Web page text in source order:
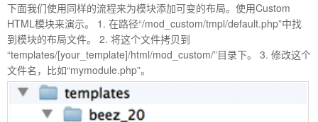
下面我们使用同样的流程来为模块添加可变的布局。使用Custom
HTML模块来演示。 1. 在路径“/mod_custom/tmpl/default.php”中找
到模块的布局文件。 2. 将这个文件拷贝到
“templates/[your_template]/html/mod_custom/”目录下。 3. 修改这个
文件名，比如“mymodule.php”。